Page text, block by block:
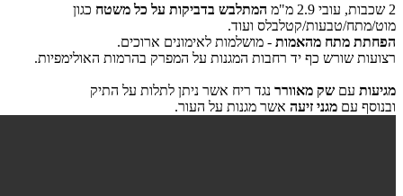
2 שכבות, עובי 2.9 מ"מ המתלבש בדביקות על כל משטח כגון
מוט/מתח/טבעות/קטלבלס ועוד.
הפחתת מתח מהאמות - מושלמות לאימונים ארוכים.
רצועות שורש כף יד רחבות המגנות על המפרק בהרמות האולימפיות.
מגיעות עם שק מאוורר נגד ריח אשר ניתן לתלות על התיק
ובנוסף עם מגני זיעה אשר מגנות על העור.